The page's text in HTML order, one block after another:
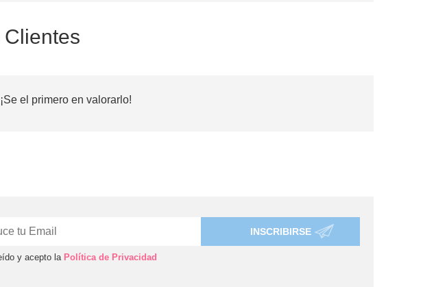
el primero en valorarlo!
INSCRIBIRSE
y acepto la Política de Privacidad